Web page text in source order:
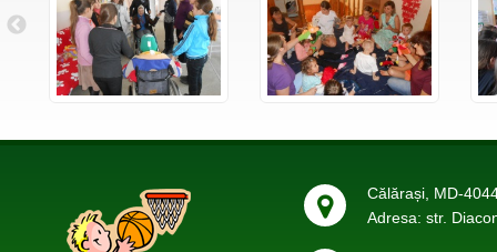
Călărași, MD-
Adresa: str.